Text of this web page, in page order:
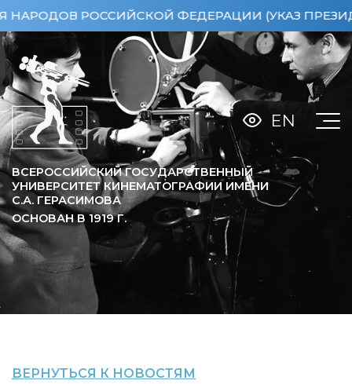
РОССИЙСКОЙ ФЕДЕРАЦИИ (УКАЗ ПРЕЗИДЕНТА
ВСЕРОССИЙСКИЙ ГОСУДАРСТВЕННЫЙ
УНИВЕРСИТЕТ КИНЕМАТОГРАФИИ ИМЕНИ
С.А. ГЕРАСИМОВА
ОСНОВАН В 1919Г.
EN
ВЕРНУТЬСЯ К НОВОСТЯМ